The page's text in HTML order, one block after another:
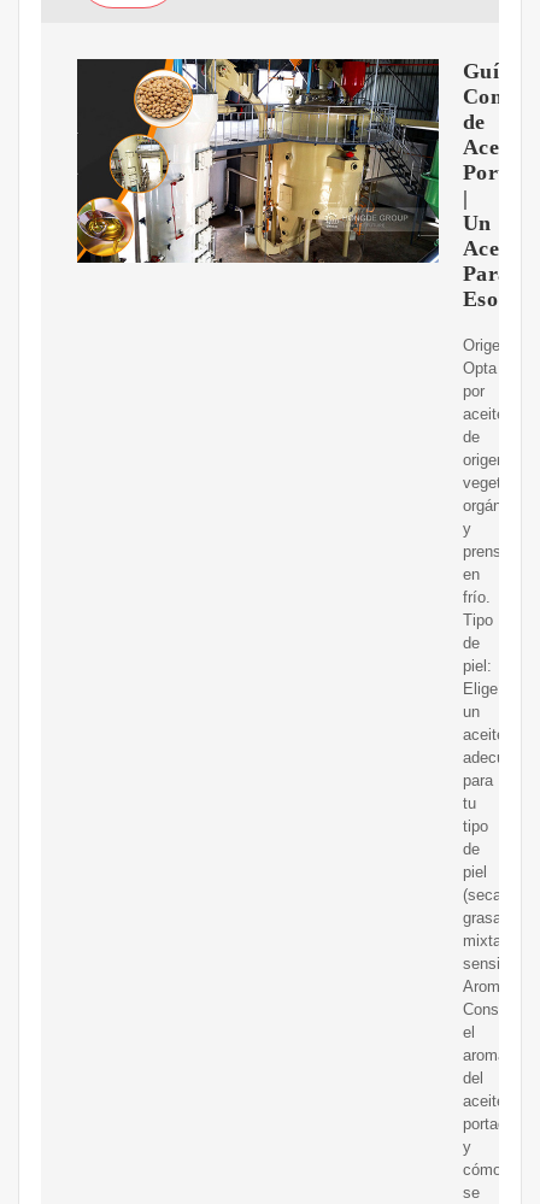
Guía
de
Aceites
|
Un
Aceite
Para
Eso
Origen:
Opta
por
aceites
de
origen
vegetal,
orgánicos
y
prensados
en
frío.
Tipo
de
piel:
Elige
un
aceite
adecuado
para
tu
tipo
de
piel
(seca,
grasa,
mixta,
sensible).
Aroma:
Considera
el
aroma
del
aceite
portador
y
cómo
se